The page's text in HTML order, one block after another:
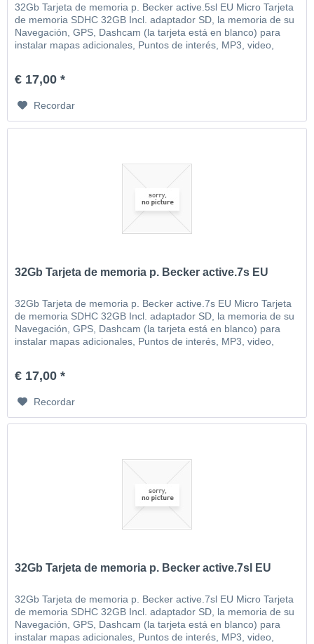
32Gb Tarjeta de memoria p. Becker active.5sl EU Micro Tarjeta
de memoria SDHC 32GB Incl. adaptador SD, la memoria de su
Navegación, GPS, Dashcam (la tarjeta está en blanco) para
instalar mapas adicionales, Puntos de interés, MP3, video,
€ 17,00 *
Recordar
32Gb Tarjeta de memoria p. Becker active.7s EU
32Gb Tarjeta de memoria p. Becker active.7s EU Micro Tarjeta
de memoria SDHC 32GB Incl. adaptador SD, la memoria de su
Navegación, GPS, Dashcam (la tarjeta está en blanco) para
instalar mapas adicionales, Puntos de interés, MP3, video,
€ 17,00 *
Recordar
32Gb Tarjeta de memoria p. Becker active.7sl EU
32Gb Tarjeta de memoria p. Becker active.7sl EU Micro Tarjeta
de memoria SDHC 32GB Incl. adaptador SD, la memoria de su
Navegación, GPS, Dashcam (la tarjeta está en blanco) para
instalar mapas adicionales, Puntos de interés, MP3, video,